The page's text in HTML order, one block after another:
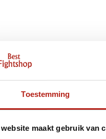
Toestemming
website maakt gebruik van
getagd met